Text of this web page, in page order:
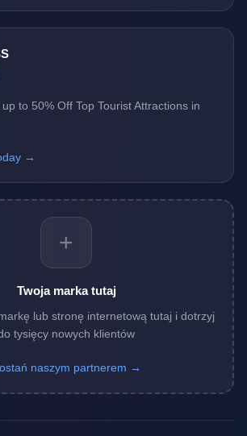
to 50% Off Top Tourist Attractions in
→
+
Twoja marka tutaj
lub stronę internetową tutaj i dotrzyj
tysięcy nowych klientów
naszym partnerem →